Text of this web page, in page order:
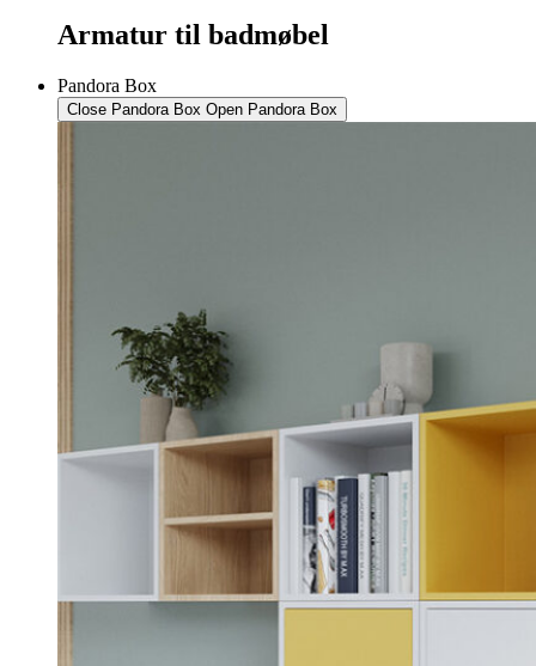
Armatur til badmøbel
Pandora Box
Close Pandora Box Open Pandora Box